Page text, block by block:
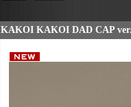
KAKOI KAKOI DAD CAP